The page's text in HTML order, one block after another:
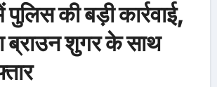
पुलिस की बड़ी कार्रवाई,
ब्राउन शुगर के साथ